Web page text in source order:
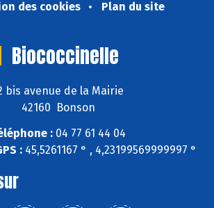
des cookies
Plan du site
Biococcinelle
bis avenue de la Mairie
42160 Bonson
: 04 77 61 44 04
:45,5261167 ° , 4,23199569999997 °